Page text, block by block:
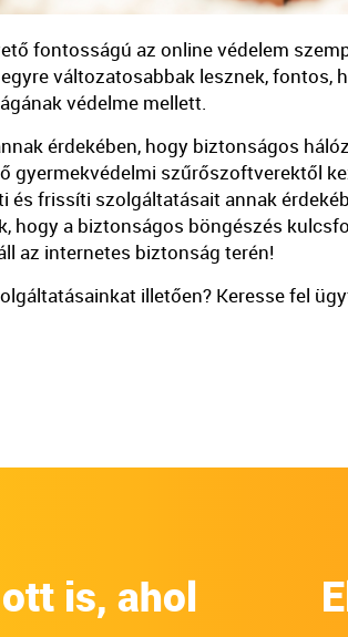
fontosságú az online védelem
változatosabbak lesznek,
védelme mellett.
érdekében, hogy biztonságos
gyermekvédelmi szűrőszoftverektől
és frissíti szolgáltatásait annak
hogy a biztonságos böngészés
az internetes biztonság terén!
illetően? Keresse fel
is, ahol